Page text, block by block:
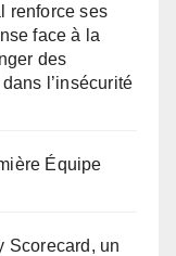
renforce ses
face à la
des
l’insécurité
Équipe
Scorecard, un